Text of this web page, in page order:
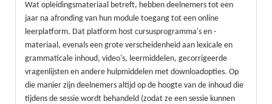
Wat opleidingsmateriaal betreft, hebben deelnemers tot een
jaar na afronding van hun module toegang tot een online
leerplatform. Dat platform host cursusprogramma's en -
materiaal, evenals een grote verscheidenheid aan lexicale en
grammaticale inhoud, video's, leermiddelen, gecorrigeerde
vragenlijsten en andere hulpmiddelen met downloadopties. Op
die manier zijn deelnemers altijd op de hoogte van de inhoud die
tijdens de sessie wordt behandeld (zodat ze een sessie kunnen